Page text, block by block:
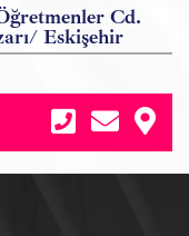
Cd.
Eskişehir